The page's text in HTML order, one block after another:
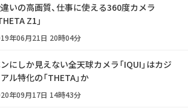
いの高画質、仕事に使える360度カメラ
Z1」
年06月21日 20時04分
にしか見えない全天球カメラ「IQUI」はカジ
ル特化の「THETA」か
年09月17日 14時43分